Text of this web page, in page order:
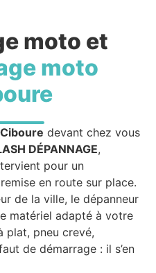
moto et
moto
devant chez vous
DÉPANNAGE,
pour un
en route sur place.
de la ville, le dépanneur
matériel adapté à votre
plat, pneu crevé,
de démarrage : il s’en